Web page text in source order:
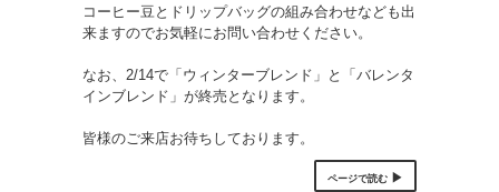
コーヒー豆とドリップバッグの組み合わせなども出
来ますのでお気軽にお問い合わせください。
なお、2/14で「ウィンターブレンド」と「バレンタ
インブレンド」が終売となります。
皆様のご来店お待ちしております。
ページで読む